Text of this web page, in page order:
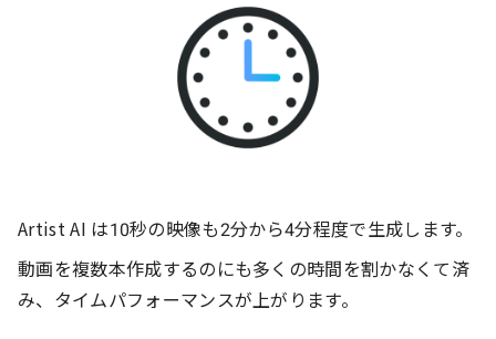
Artist AI は10秒の映像も2分から4分程度で生成します。
動画を複数本作成するのにも多くの時間を割かなくて済
み、タイムパフォーマンスが上がります。